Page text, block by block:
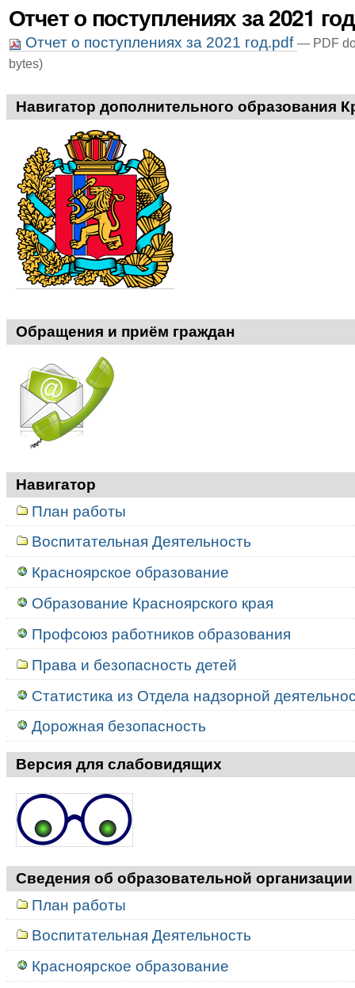
Отчет о поступлениях за 2021 год
Отчет о поступлениях за 2021 год.pdf — PDF
bytes)
Навигатор дополнительного образования
Обращения и приём граждан
Навигатор
План работы
Воспитательная Деятельность
Красноярское образование
Образование Красноярского края
Профсоюз работников образования
Права и безопасность детей
Статистика из Отдела надзорной
Дорожная безопасность
Версия для слабовидящих
Сведения об образовательной организации
План работы
Воспитательная Деятельность
Красноярское образование